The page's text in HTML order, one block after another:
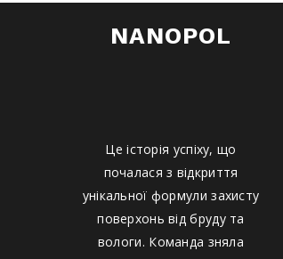
NANOPOL
Це історія успіху, що
почалася з відкриття
унікальної формули захисту
поверхонь від бруду та
вологи. Команда зняла